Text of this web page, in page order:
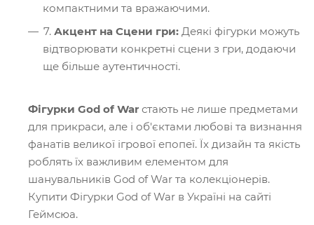
компактними та вражаючими.
7. Акцент на Сцени гри: Деякі фігурки можуть
відтворювати конкретні сцени з гри, додаючи
ще більше аутентичності.
Фігурки God of War стають не лише предметами
для прикраси, але і об'єктами любові та визнання
фанатів великої ігрової епопеї. Їх дизайн та якість
роблять їх важливим елементом для
шанувальників God of War та колекціонерів.
Купити Фігурки God of War в Україні на сайті
Геймсюа.